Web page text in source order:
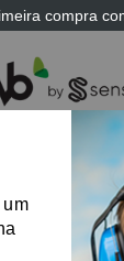
compra
um